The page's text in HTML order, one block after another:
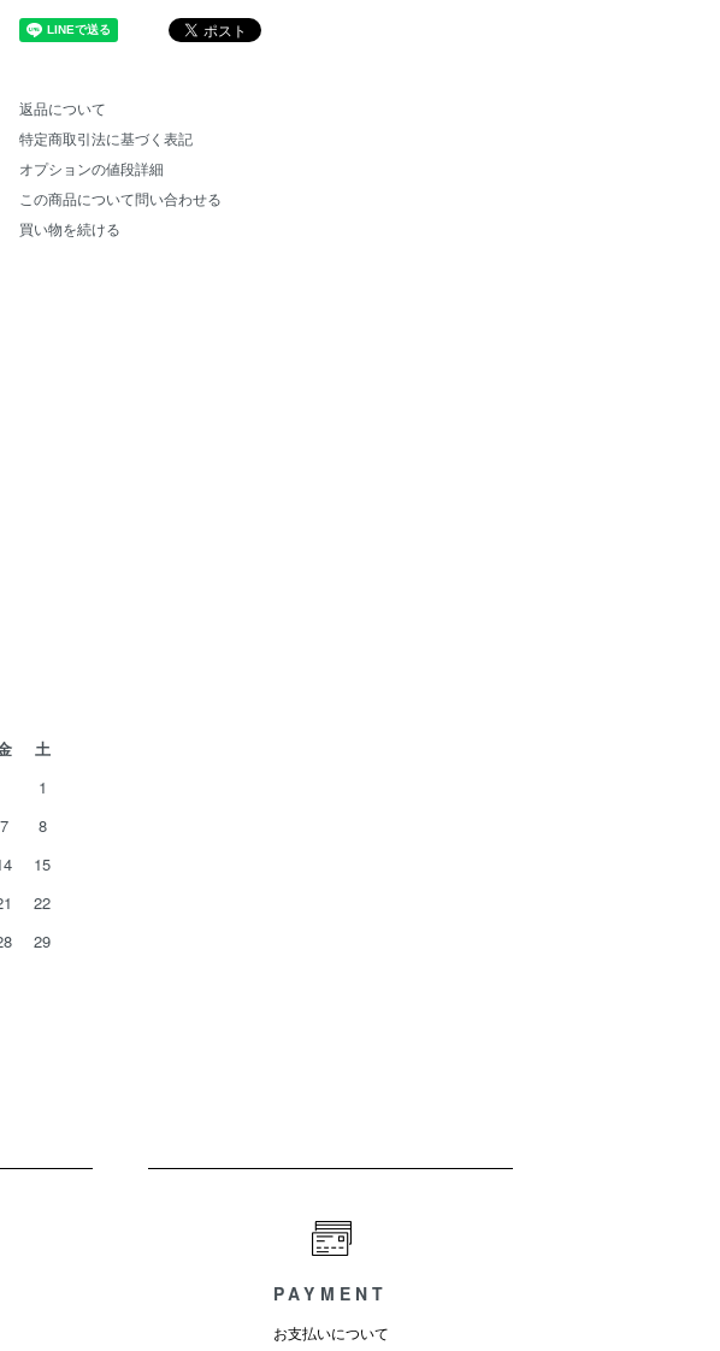
返品について
特定商取引法に基づく表記
オプションの値段詳細
この商品について問い合わせる
買い物を続ける
土
1
7
8
15
22
29
PAYMENT
お支払いについて